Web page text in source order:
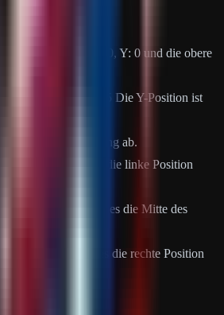
gesteuert.
0 und 1.
Bildschirms ist X: 0, Y: 0 und die obere
wäre X: 0,5, Y: 0,5 Die Y-Position ist
der Panelausrichtung ab.
links ist, wird es die linke Position
zentriert ist, wird es die Mitte des
rechts ist, wird es die rechte Position